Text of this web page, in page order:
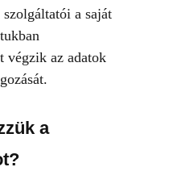
a saját
végzik az adatok
a